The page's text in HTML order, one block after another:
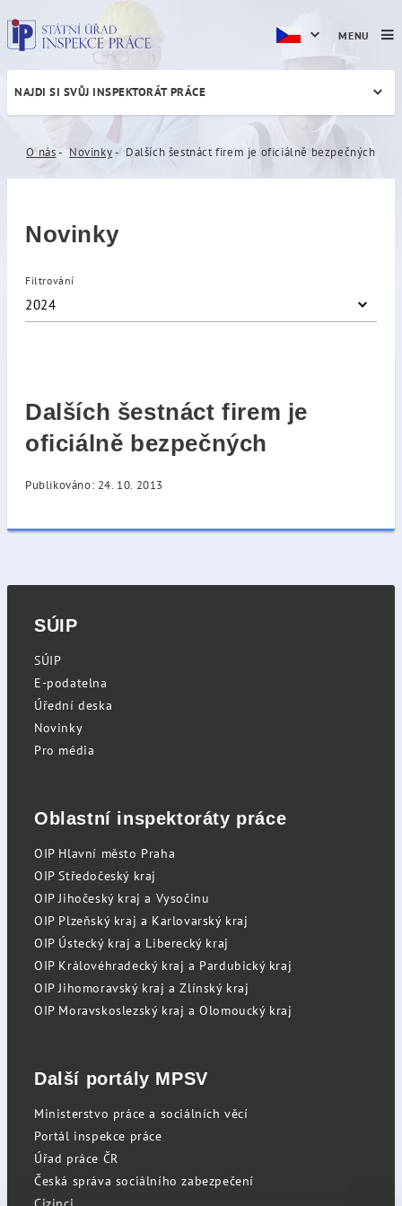
Dalších šestnáct firem je
NAJDI SI SVŮJ INSPEKTORÁT PRÁCE
O nás Novinky Dalších šestnáct firem je oficiálně bezpečných
Novinky
Filtrování
2024
Dalších šestnáct firem je
oficiálně bezpečných
Publikováno: 24. 10. 2013
MENU
SÚIP
SÚIP
E-podatelna
Úřední deska
Novinky
Pro média
Oblastní inspektoráty práce
OIP Hlavní město Praha
OIP Středočeský kraj
OIP Jihočeský kraj a Vysočinu
OIP Plzeňský kraj a Karlovarský kraj
OIP Ústecký kraj a Liberecký kraj
OIP Královéhradecký kraj a Pardubický kraj
OIP Jihomoravský kraj a Zlínský kraj
OIP Moravskoslezský kraj a Olomoucký kraj
Další portály MPSV
Ministerstvo práce a sociálních věcí
Portál inspekce práce
Úřad práce ČR
Česká správa sociálního zabezpečení